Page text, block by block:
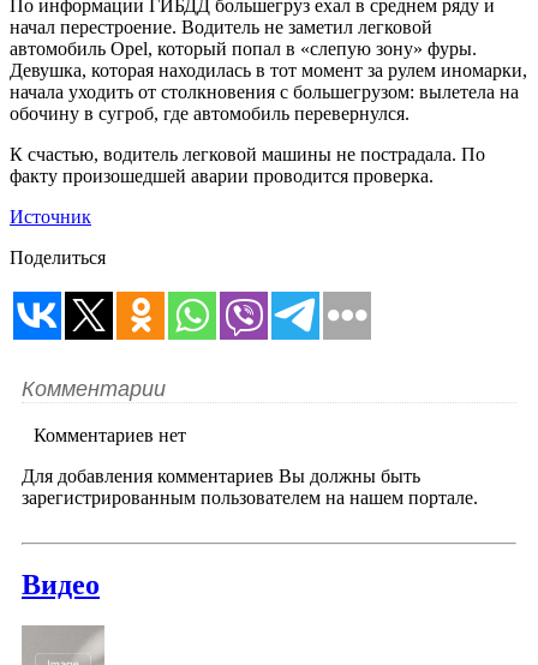
По информации ГИБДД большегруз ехал в среднем ряду и
начал перестроение. Водитель не заметил легковой
автомобиль Opel, который попал в «слепую зону» фуры.
Девушка, которая находилась в тот момент за рулем иномарки,
начала уходить от столкновения с большегрузом: вылетела на
обочину в сугроб, где автомобиль перевернулся.
К счастью, водитель легковой машины не пострадала. По
факту произошедшей аварии проводится проверка.
Источник
Поделиться
Комментарии
Комментариев нет
Для добавления комментариев Вы должны быть
зарегистрированным пользователем на нашем портале.
Видео